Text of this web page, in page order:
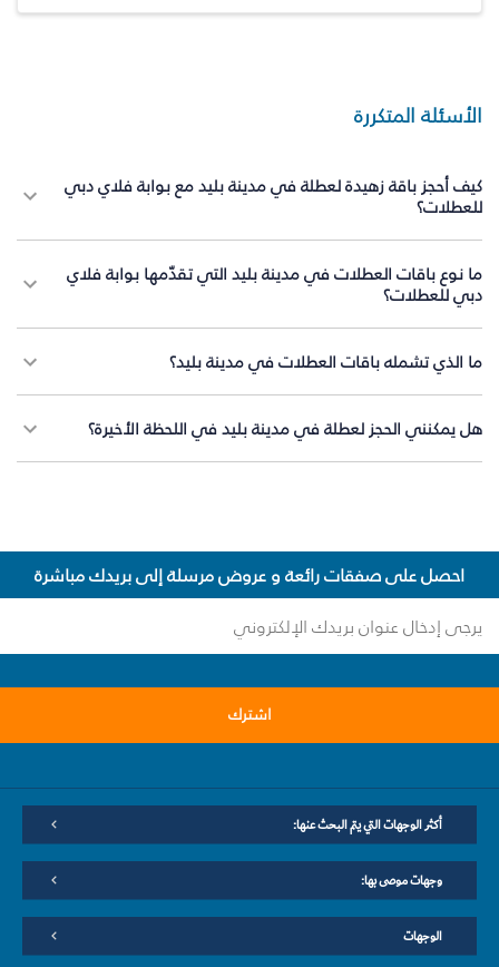
الأسئلة المتكررة
كيف أحجز باقة زهيدة لعطلة في مدينة بليد مع بوابة فلاي دبي
للعطلات؟
ما نوع باقات العطلات في مدينة بليد التي تقدّمها بوابة فلاي
دبي للعطلات؟
ما الذي تشمله باقات العطلات في مدينة بليد؟
هل يمكنني الحجز لعطلة في مدينة بليد في اللحظة الأخيرة؟
احصل على صفقات رائعة و عروض مرسلة إلى بريدك مباشرة
اشترك
أكثر الوجهات التي يتم البحث عنها:
وجهات موصى بها:
الوجهات